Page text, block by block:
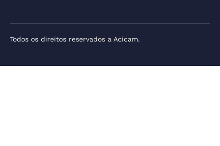
Todos os direitos reservados a Acicam.